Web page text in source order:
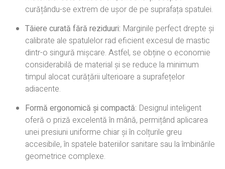
curățându-se extrem de ușor de pe suprafața spatulei.
Tăiere curată fără reziduuri: Marginile perfect drepte și
calibrate ale spatulelor rad eficient excesul de mastic
dintr-o singură mișcare. Astfel, se obține o economie
considerabilă de material și se reduce la minimum
timpul alocat curățării ulterioare a suprafețelor
adiacente.
Formă ergonomică și compactă: Designul inteligent
oferă o priză excelentă în mână, permițând aplicarea
unei presiuni uniforme chiar și în colțurile greu
accesibile, în spatele bateriilor sanitare sau la îmbinările
geometrice complexe.